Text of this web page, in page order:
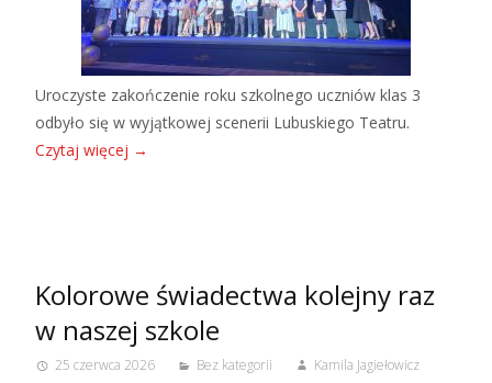
Uroczyste zakończenie roku szkolnego uczniów klas 3
odbyło się w wyjątkowej scenerii Lubuskiego Teatru.
Czytaj więcej →
Kolorowe świadectwa kolejny raz
w naszej szkole
25 czerwca 2026 Bez kategorii Kamila Jagiełowicz